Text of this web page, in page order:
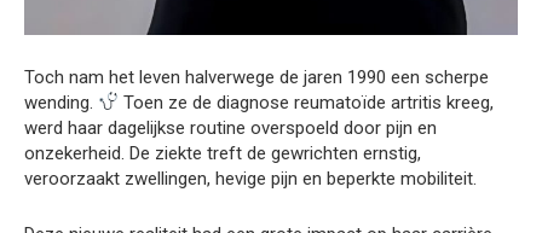
Toch nam het leven halverwege de jaren 1990 een scherpe
wending.
Toen ze de diagnose reumatoïde artritis kreeg,
werd haar dagelijkse routine overspoeld door pijn en
onzekerheid. De ziekte treft de gewrichten ernstig,
veroorzaakt zwellingen, hevige pijn en beperkte mobiliteit.